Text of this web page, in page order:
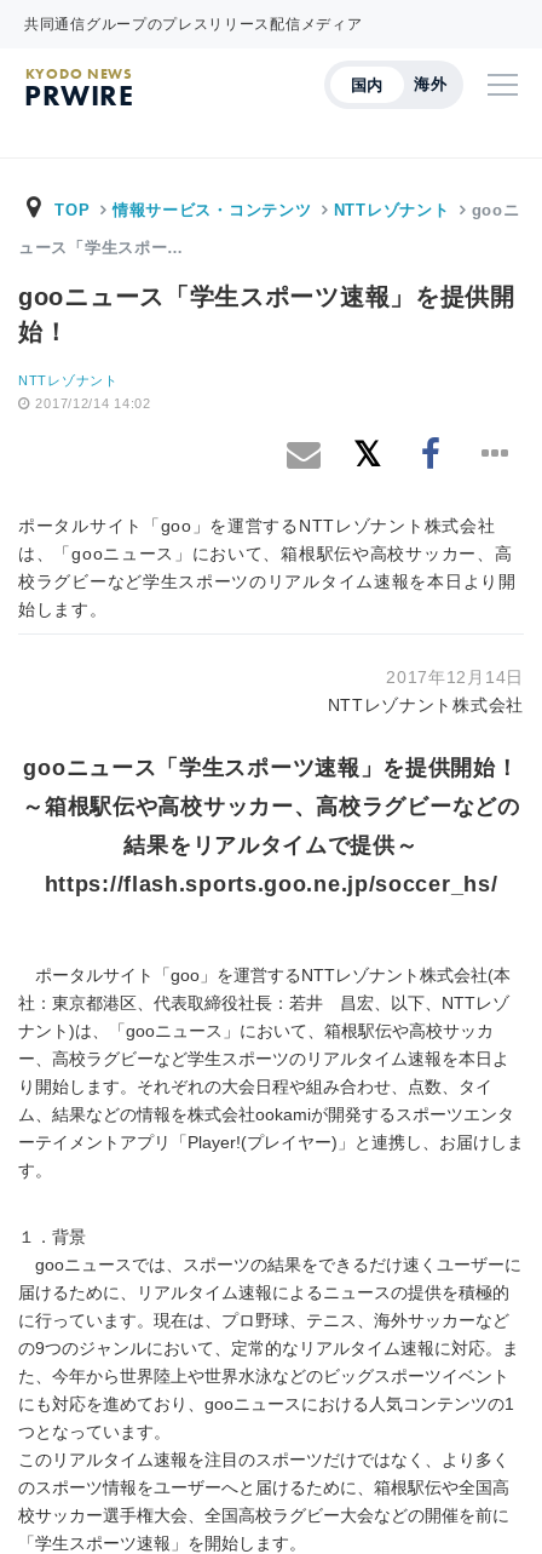
共同通信グループのプレスリリース配信メディア
国内 海外
KYODO NEWS
PRWIRE
TOP 情報サービス・コンテンツ NTTレゾナント gooニ
ュース「学生スポー…
gooニュース「学生スポーツ速報」を提供開
始！
NTTレゾナント
2017/12/14 14:02
ポータルサイト「goo」を運営するNTTレゾナント株式会社
は、「gooニュース」において、箱根駅伝や高校サッカー、高
校ラグビーなど学生スポーツのリアルタイム速報を本日より開
始します。
2017年12月14日
NTTレゾナント株式会社
gooニュース「学生スポーツ速報」を提供開始！
～箱根駅伝や高校サッカー、高校ラグビーなどの
結果をリアルタイムで提供～
https://flash.sports.goo.ne.jp/soccer_hs/
ポータルサイト「goo」を運営するNTTレゾナント株式会社(本
社：東京都港区、代表取締役社長：若井 昌宏、以下、NTTレゾ
ナント)は、「gooニュース」において、箱根駅伝や高校サッカ
ー、高校ラグビーなど学生スポーツのリアルタイム速報を本日よ
り開始します。それぞれの大会日程や組み合わせ、点数、タイ
ム、結果などの情報を株式会社ookamiが開発するスポーツエンタ
ーテイメントアプリ「Player!(プレイヤー)」と連携し、お届けしま
す。
１．背景
gooニュースでは、スポーツの結果をできるだけ速くユーザーに
届けるために、リアルタイム速報によるニュースの提供を積極的
に行っています。現在は、プロ野球、テニス、海外サッカーなど
の9つのジャンルにおいて、定常的なリアルタイム速報に対応。ま
た、今年から世界陸上や世界水泳などのビッグスポーツイベント
にも対応を進めており、gooニュースにおける人気コンテンツの1
つとなっています。
このリアルタイム速報を注目のスポーツだけではなく、より多く
のスポーツ情報をユーザーへと届けるために、箱根駅伝や全国高
校サッカー選手権大会、全国高校ラグビー大会などの開催を前に
「学生スポーツ速報」を開始します。